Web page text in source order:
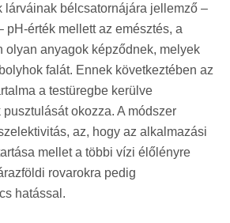
lárváinak bélcsatornájára jellemző –
pH-érték mellett az emésztés, a
olyan anyagok képződnek, melyek
falát. Ennek következtében az
a testüregbe kerülve
okozza. A módszer
az, hogy az alkalmazási
mellet a többi vízi élőlényre
rovarokra pedig
hatással.